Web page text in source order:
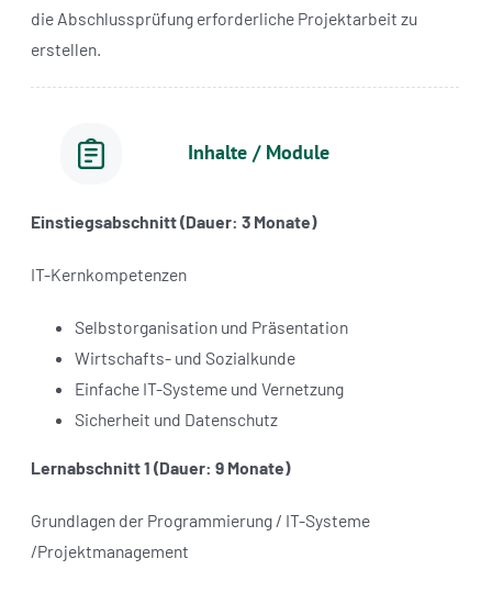
die Abschlussprüfung erforderliche Projektarbeit zu
erstellen.
Inhalte / Module
Einstiegsabschnitt (Dauer: 3 Monate)
IT-Kernkompetenzen
Selbstorganisation und Präsentation
Wirtschafts- und Sozialkunde
Einfache IT-Systeme und Vernetzung
Sicherheit und Datenschutz
Lernabschnitt 1 (Dauer: 9 Monate)
Grundlagen der Programmierung / IT-Systeme
/Projektmanagement